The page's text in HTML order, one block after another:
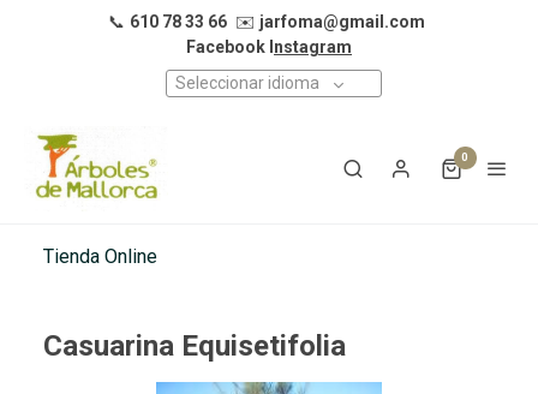
📞 610 78 33 66 ✉️ jarfoma@gmail.com
Facebook I nstagram
Seleccionar idioma
0
Tienda Online
Casuarina Equisetifolia